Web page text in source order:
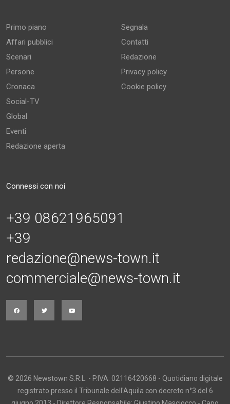
Primo piano
Affari pubblici
Scenari
Persone
Cronaca
Social-TV
Global
Eventi
Redazione aperta
Segnala
Contatti
Redazione
Privacy policy
Cookie policy
Connessi con noi
+39 08621965091
+39
redazione@news-town.it
commerciale@news-town.it
© 2026 Newstown S.R.L. - P.IVA: 02116420668 - Quotidiano digitale
registrato presso il Tribunale dell'Aquila con decreto n°3 del 6